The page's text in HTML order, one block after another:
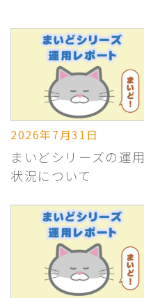
2026年7月31日
まいどシリーズの運用
状況について